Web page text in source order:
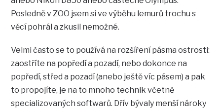
Posledně v ZOO jsem si ve výběhu lemurů trochu s
věcí pohrál a zkusil nemožné.
Velmi často se to používá na rozšíření pásma ostrosti:
zaostříte na popředí a pozadí, nebo dokonce na
popředí, střed a pozadí (anebo ještě víc pásem) a pak
to propojíte, je na to mnoho technik včetně
specializovaných softwarů. Dřív bývaly menší nároky